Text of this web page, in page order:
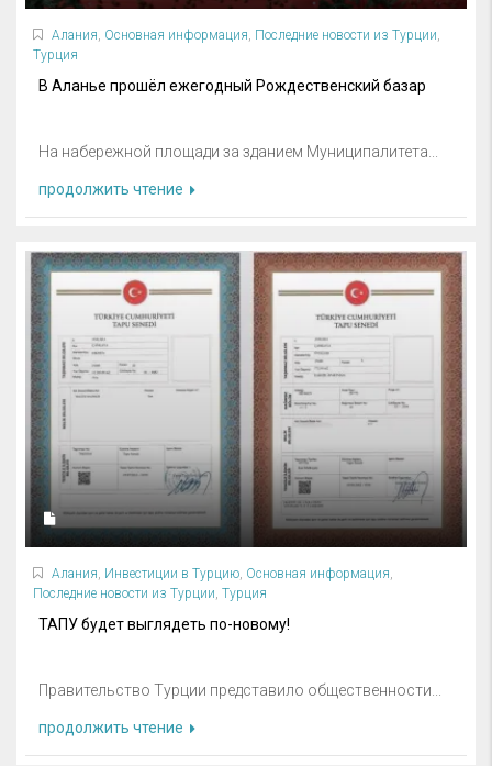
Алания, Основная информация, Последние новости из Турции,
Турция
В Аланье прошёл ежегодный Рождественский базар
На набережной площади за зданием Муниципалитета...
продолжить чтение
Алания Инвестиции в Турцию Основная информация
Последние новости из Турции Турция
ТАПУ будет выглядеть по-новому!
Правительство Турции представило общественности...
продолжить чтение